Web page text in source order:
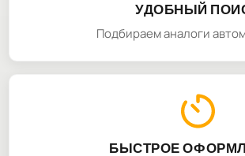
УДОБНЫЙ
Подбираем аналоги
БЫСТРОЕ